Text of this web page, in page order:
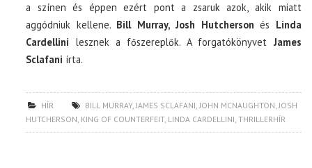
a színen és éppen ezért pont a zsaruk azok, akik miatt
aggódniuk kellene. Bill Murray, Josh Hutcherson és Linda
Cardellini lesznek a főszereplők. A forgatókönyvet James
Sclafani írta.
HÍR BILL MURRAY,JAMES SCLAFANI,JOHN MCNAUGHTON,JOSH
HUTCHERSON, KING OF COUNTERFEIT, LINDA CARDELLINI,THRILLERHÍR